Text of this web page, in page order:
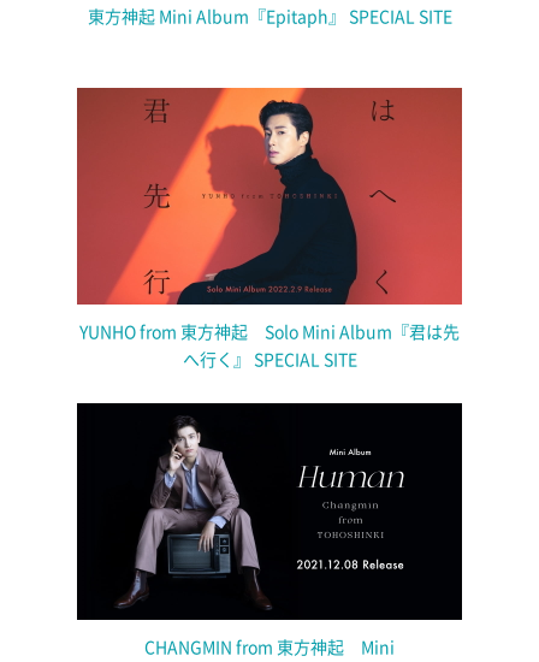
東方神起 Mini Album『Epitaph』 SPECIAL SITE
YUNHO from 東方神起 Solo Mini Album『君は先
へ行く』 SPECIAL SITE
CHANGMIN from 東方神起 Mini